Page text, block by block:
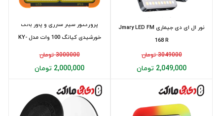
پروژکتور سیار شارژی و پاور بانک
خورشیدی کیانگ 100 وات مدل KY-
100W
3000000 تومان
2,000,000 تومان
نور ال ای دی جیماری Jmary LED FM
168 R
3049000 تومان
2,049,000 تومان